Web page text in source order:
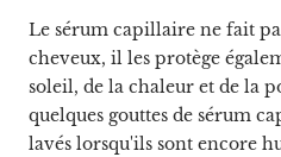
Le sérum capillaire ne fait
cheveux, il les protège
soleil, de la chaleur et de la
quelques gouttes de sérum
lavés lorsqu'ils sont encore